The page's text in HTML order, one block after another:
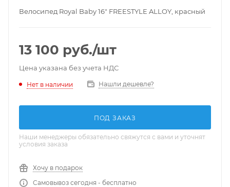
Велосипед Royal Baby 16" FREESTYLE ALLOY, красный
13 100 руб./шт
Цена указана без учета НДС
Нет в наличии Нашли дешевле?
ПОД ЗАКАЗ
Наши менеджеры обязательно свяжутся с вами и уточнят
условия заказа
Хочу в подарок
Самовывоз сегодня - бесплатно